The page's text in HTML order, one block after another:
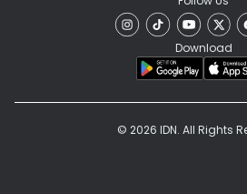
Download
© 2026 IDN. All Rights